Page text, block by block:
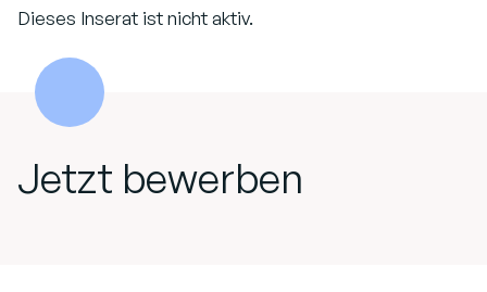
Dieses Inserat ist nicht aktiv.
Jetzt bewerben